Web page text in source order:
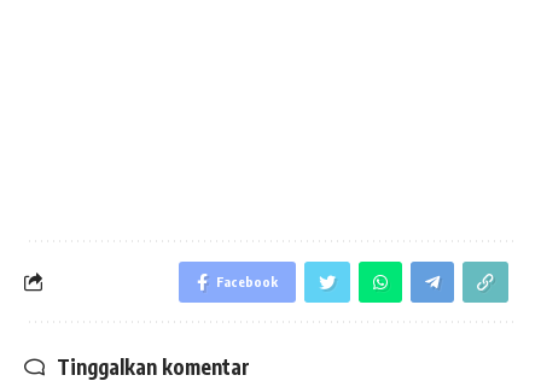
Facebook
Tinggalkan komentar